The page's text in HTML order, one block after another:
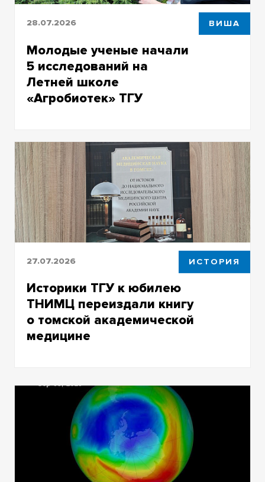
28.07.2026 ВИША
Молодые ученые начали
5 исследований на
Летней школе
«Агробиотек» ТГУ
организаторы — ВИША ТГУ и СФНЦА РАН
27.07.2026 ИСТОРИЯ
Историки ТГУ к юбилею
ТНИМЦ переиздали книгу
о томской академической
медицине
университета до современного ТНИМЦ